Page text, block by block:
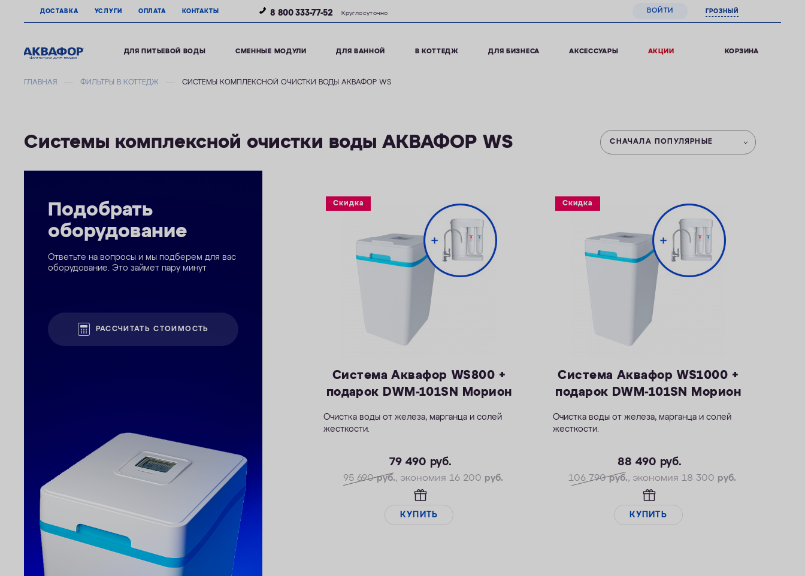
ДОСТАВКА УСЛУГИ ОПЛАТА КОНТАКТЫ 8 800 333-77-52 Круглосуточно ВОЙТИ ГРОЗНЫЙ
ДЛЯ ПИТЬЕВОЙ ВОДЫ СМЕННЫЕ МОДУЛИ ДЛЯ ВАННОЙ В КОТТЕДЖ ДЛЯ БИЗНЕСА АКСЕССУАРЫ АКЦИИ КОРЗИНА
ГЛАВНАЯ ФИЛЬТРЫ В КОТТЕДЖ СИСТЕМЫ КОМПЛЕКСНОЙ ОЧИСТКИ ВОДЫ АКВАФОР WS
Системы комплексной очистки воды АКВАФОР WS
Подобрать
оборудование
Ответьте на вопросы и мы подберем для вас
оборудование. Это займет пару минут
РАССЧИТАТЬ СТОИМОСТЬ
СНАЧАЛА ПОПУЛЯРНЫЕ
Скидка
Система Аквафор WS800 +
подарок DWM-101SN Морион
Очистка воды от железа, марганца и солей
жесткости.
— Максимальная удаляемая жесткость — 28
мг-экв/л
железа — 12 мг/л
— Максимальная удаляемая концентрация
79 490 руб.
95 690руб., экономия 16 200 руб.
КУПИТЬ
Скидка
Система Аквафор WS1000 +
подарок DWM-101SN Морион
Очистка воды от железа, марганца и солей
жесткости.
— Максимальная удаляемая жесткость — 34
мг-экв/л
железа —14 мг/л
— Максимальная удаляемая концентрация
88 490 руб.
106 790руб., экономия 18 300 руб.
КУПИТЬ